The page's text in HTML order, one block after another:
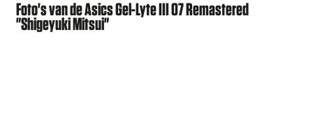
Foto's van de Asics Gel-Lyte III 07 Remastered
"Shigeyuki Mitsui"